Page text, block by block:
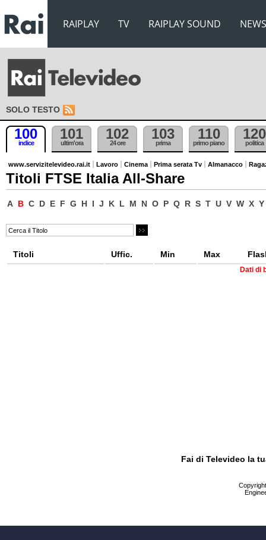
RAIPLAY TV RAIPLAY SOUND NEWS
SOLO TESTO
100
indice
101
ultim'ora
102
24 ore
103
prima
110
primo piano
120
politica
www.servizitelevideo.rai.it Lavoro Cinema Prima serata Tv Almanacco
Titoli FTSE Italia All-Share
A B C D E F G H I J K L M N O P Q R S T U V W X Y
Titoli Uffic. Min Max
Dati di
Fai di Televideo la